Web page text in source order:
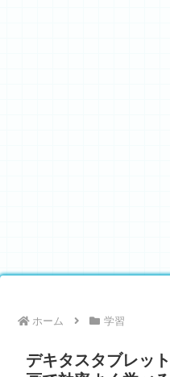
ホーム 学習
デキタスタブレッ